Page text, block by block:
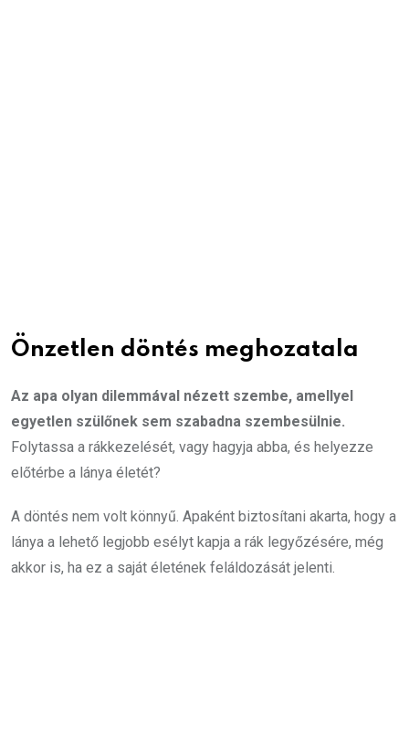
Önzetlen döntés meghozatala
Az apa olyan dilemmával nézett szembe, amellyel
egyetlen szülőnek sem szabadna szembesülnie.
Folytassa a rákkezelését, vagy hagyja abba, és helyezze
előtérbe a lánya életét?
A döntés nem volt könnyű. Apaként biztosítani akarta, hogy a
lánya a lehető legjobb esélyt kapja a rák legyőzésére, még
akkor is, ha ez a saját életének feláldozását jelenti.